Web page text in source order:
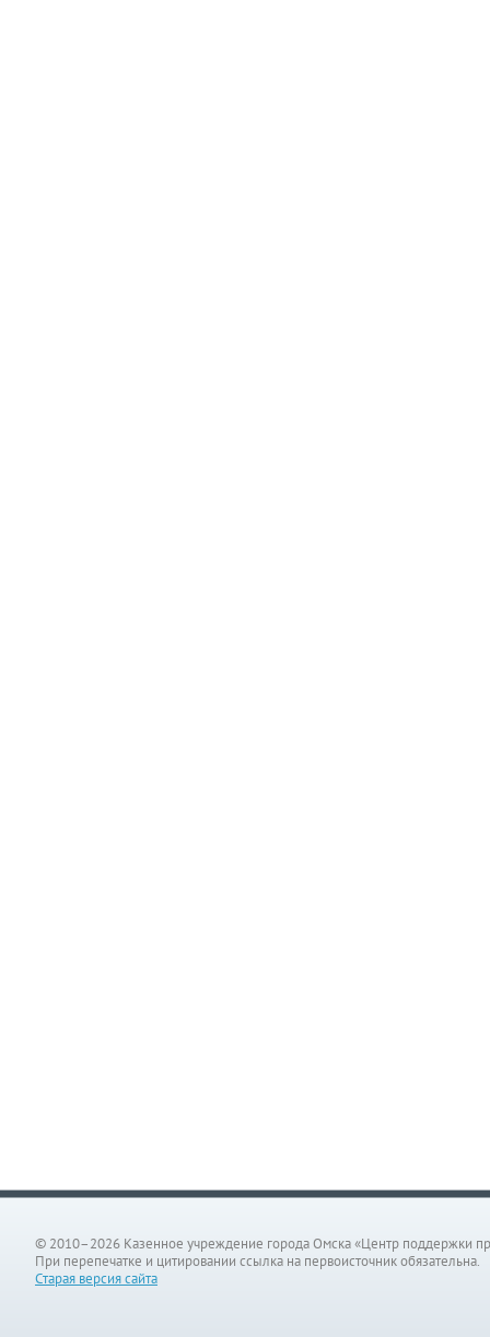
© 2010–2026 Казенное учреждение города Омска «Центр поддержки
При перепечатке и цитировании ссылка на первоисточник обязательна.
Старая версия сайта